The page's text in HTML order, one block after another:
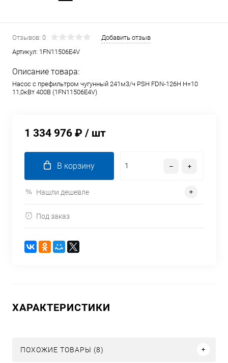
Отзывов: 0
Добавить отзыв
Артикул: 1FN11506E4V
Описание товара:
Насос с префильтром чугунный 241м3/ч PSH FDN-126H H=10
11,0кВт 400В (1FN11506E4V)
1 334 976 ₽ / шт
В корзину
Нашли дешевле
Под заказ
ХАРАКТЕРИСТИКИ
ПОХОЖИЕ ТОВАРЫ (8)